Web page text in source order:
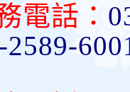
電話：
2589-